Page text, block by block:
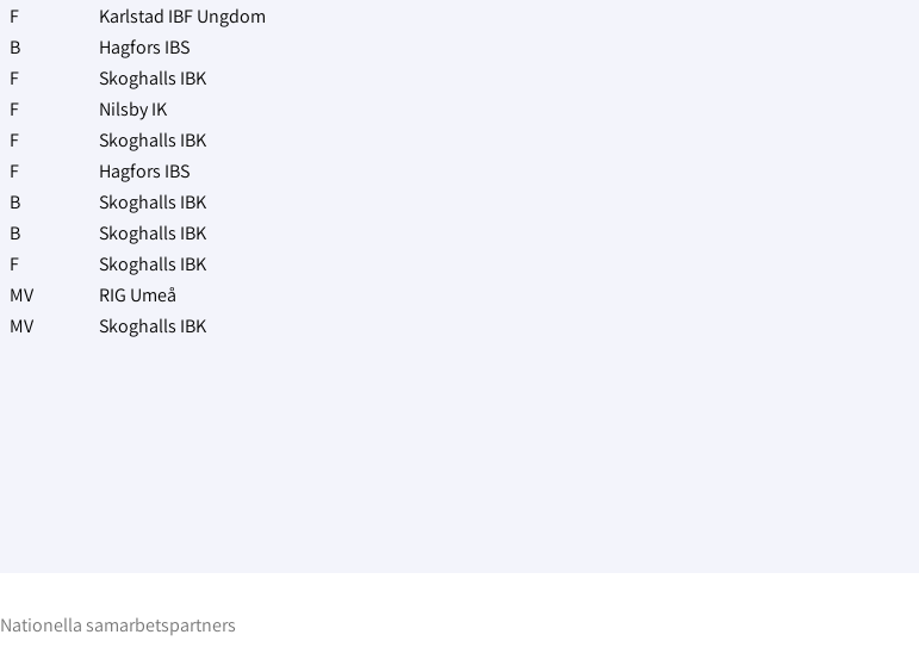
F
Karlstad IBF Ungdom
B
Hagfors IBS
F
Skoghalls IBK
F
Nilsby IK
F
Skoghalls IBK
F
Hagfors IBS
B
Skoghalls IBK
B
Skoghalls IBK
F
Skoghalls IBK
MV
RIG Umeå
MV
Skoghalls IBK
Nationella samarbetspartners